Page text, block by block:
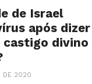
de Israel
após dizer
castigo divino
DE 2020